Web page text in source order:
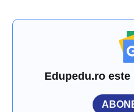
Edupedu.ro